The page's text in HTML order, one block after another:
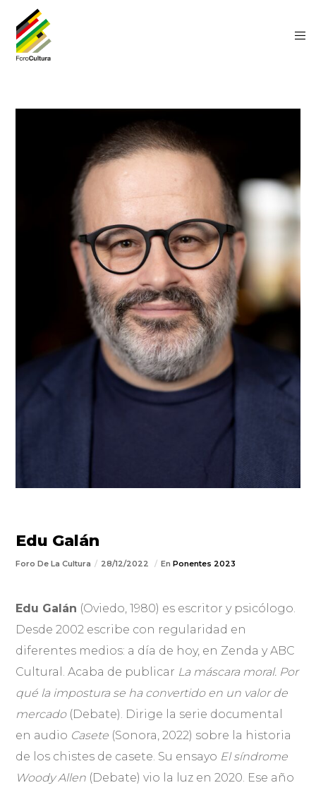
Edu Galán
Foro De La Cultura 28/12/2022 EnPonentes 2023
Edu Galán (Oviedo, 1980) es escritor y psicólogo.
Desde 2002 escribe con regularidad en
diferentes medios: a día de hoy, en Zenda y ABC
Cultural. Acaba de publicar La máscara moral. Por
qué la impostura se ha convertido en un valor de
mercado(Debate). Dirige la serie documental
en audio Casete (Sonora, 2022) sobre la historia
de los chistes de casete. Su ensayo El síndrome
Woody Allen (Debate) vio la luz en 2020. Ese año